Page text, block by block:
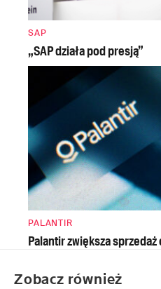
SAP
„SAP działa pod presją”
PALANTIR
Palantir zwiększa
Zobacz również